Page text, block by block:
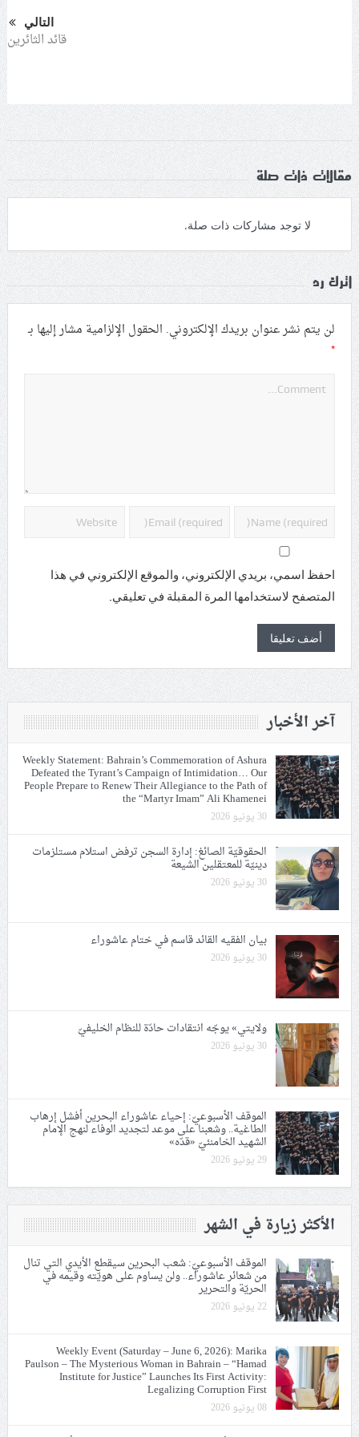
التالي
قائد الثائرين
مقالات ذات صلة
لا توجد مشاركات ذات صلة.
اترك رد
لن يتم نشر عنوان بريدك الإلكتروني. الحقول الإلزامية مشار إليها بـ
*
احفظ اسمي، بريدي الإلكتروني، والموقع الإلكتروني في هذا
المتصفح لاستخدامها المرة المقبلة في تعليقي.
آخر الأخبار
Weekly Statement: Bahrain’s Commemoration of Ashura
Defeated the Tyrant’s Campaign of Intimidation… Our
People Prepare to Renew Their Allegiance to the Path of
the “Martyr Imam” Ali Khamenei
30 يونيو 2026
الحقوقيّة الصائغ: إدارة السجن ترفض استلام مستلزمات
دينيّة للمعتقلين الشيعة
30 يونيو 2026
بيان الفقيه القائد قاسم في ختام عاشوراء
30 يونيو 2026
ولايتي» يوجّه انتقادات حادّة للنظام الخليفيّ
30 يونيو 2026
الموقف الأسبوعيّ: إحياء عاشوراء البحرين أفشل إرهاب
الطاغية.. وشعبنا على موعد لتجديد الوفاء لنهج الإمام
الشهيد الخامنئيّ «قدّه»
29 يونيو 2026
الأكثر زيارة في الشهر
الموقف الأسبوعيّ: شعب البحرين سيقطع الأيدي التي تنال
من شعائر عاشوراء.. ولن يساوم على هويّته وقيمه في
الحريّة والتحرير
22 يونيو 2026
Weekly Event (Saturday – June 6, 2026): Marika
Paulson – The Mysterious Woman in Bahrain – “Hamad
Institute for Justice” Launches Its First Activity:
Legalizing Corruption First
08 يونيو 2026